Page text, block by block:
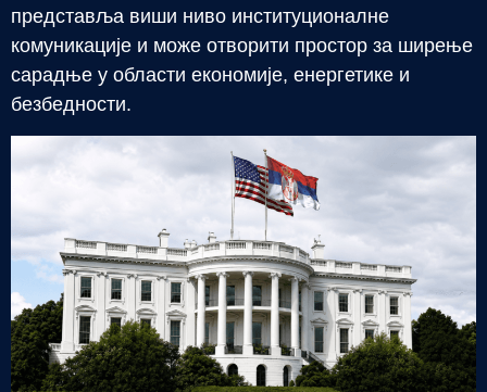
представља виши ниво институционалне
комуникације и може отворити простор за ширење
сарадње у области економије, енергетике и
безбедности.